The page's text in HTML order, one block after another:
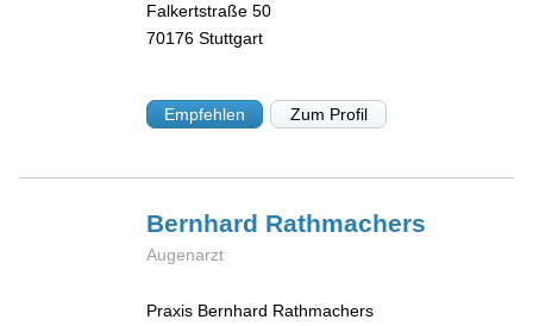
Falkertstraße 50
70176 Stuttgart
Empfehlen Zum Profil
Bernhard Rathmachers
Augenarzt
Praxis Bernhard Rathmachers